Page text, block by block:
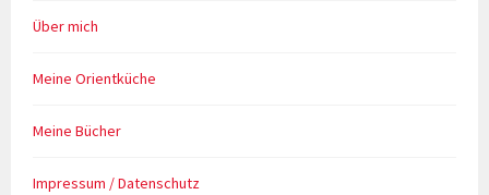
Über mich
Meine Orientküche
Meine Bücher
Impressum / Datenschutz